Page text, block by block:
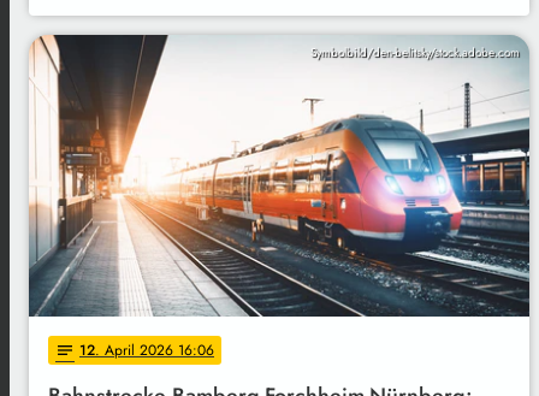
Symbolbild/den-belitsky/stock.adobe.com
notes 12. April 2026 16:06